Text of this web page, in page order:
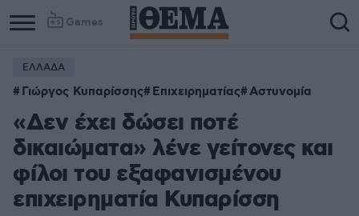
Games
ΕΛΛΑΔΑ
Γιώργος Κυπαρίσσης Επιχειρηματίας Αστυνομία
«Δεν έχει δώσει ποτέ
δικαιώματα» λένε γείτονες και
φίλοι του εξαφανισμένου
επιχειρηματία Κυπαρίσση